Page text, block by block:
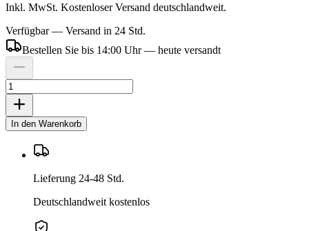
Inkl. MwSt. Kostenloser Versand deutschlandweit.
Verfügbar — Versand in 24 Std.
Bestellen Sie bis 14:00 Uhr — heute versandt
In den Warenkorb
Lieferung 24-48 Std.
Deutschlandweit kostenlos